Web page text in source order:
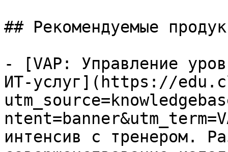
## Рекомендуемые
- [VAP: Управление
ИТ-услуг](https://
интенсив с тренером.